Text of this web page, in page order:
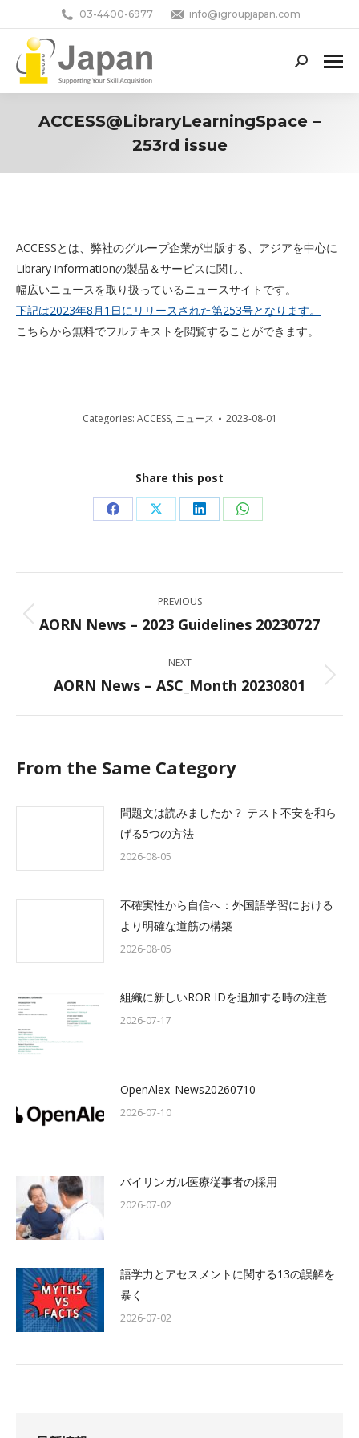
03-4400-6977 info@igroupjapan.com
Search:
ACCESS@LibraryLearningSpace –
253rd issue
ACCESSとは、弊社のグループ企業が出版する、アジアを中心に
Library informationの製品＆サービスに関し、
幅広いニュースを取り扱っているニュースサイトです。
下記は2023年8月1日にリリースされた第253号となります。
こちらから無料でフルテキストを閲覧することができます。
Categories: ACCESS, ニュース 2023-08-01
Share this post
Share
Facebook
Share
X
Share
LinkedIn
Share
WhatsApp
navigation
PREVIOUS
Previous
AORN News – 2023 Guidelines 20230727
NEXT
Next
AORN News – ASC_Month 20230801
From the Same Category
問題文は読みましたか？ テスト不安を和ら
げる5つの方法
2026-08-05
不確実性から自信へ：外国語学習における
より明確な道筋の構築
2026-08-05
組織に新しいROR IDを追加する時の注意
2026-07-17
OpenAlex_News20260710
2026-07-10
バイリンガル医療従事者の採用
2026-07-02
語学力とアセスメントに関する13の誤解を
暴く
2026-07-02